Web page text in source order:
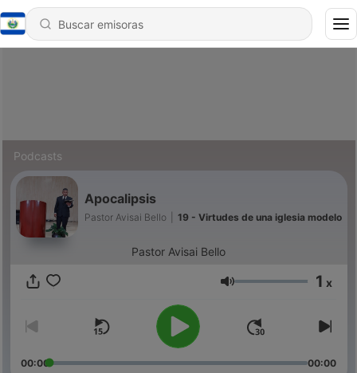
Podcasts
Apocalipsis
Pastor Avisai Bello 19 - Virtudes de una iglesia modelo
Pastor Avisai Bello
Volumen 1 x
00:00 00:00